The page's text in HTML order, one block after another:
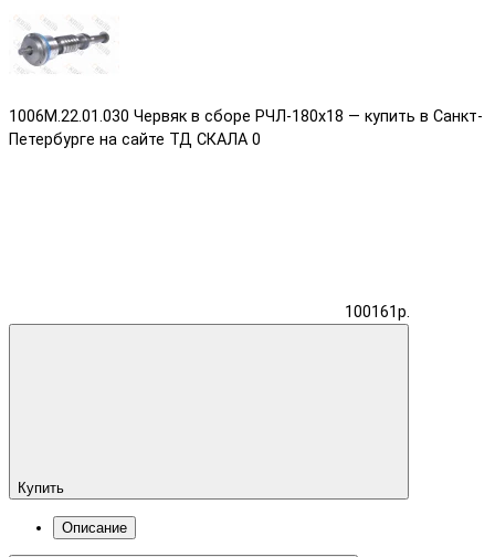
1006М.22.01.030 Червяк в сборе РЧЛ-180х18 — купить в Санкт-
Петербурге на сайте ТД СКАЛА 0
100161р.
Купить
Описание